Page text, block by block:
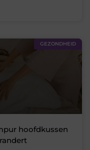
GEZONDHEID
hoofdkussen